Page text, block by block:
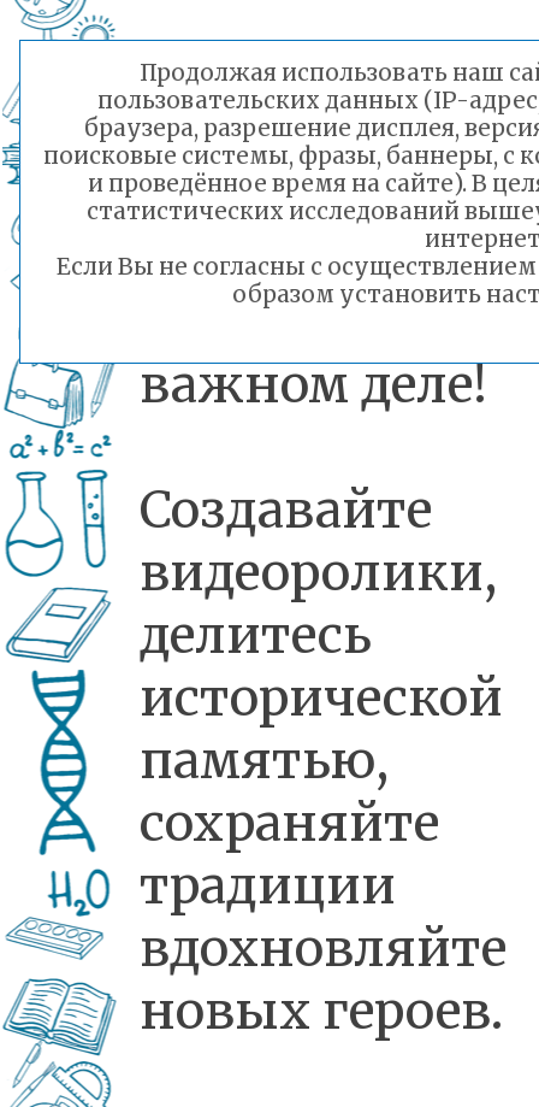
Приглашаем
школьные
студии
участие в
важном деле!
Создавайте
видеоролики,
делитесь
исторической
памятью,
сохраняйте
вдохновляйте
новых героев.
Продолжая использовать наш
пользовательских данных (IP-
браузера, разрешение дисплея,
поисковые системы, фразы, баннеры, с
и проведённое время на сайте). В
статистических исследований
Если Вы не согласны с
образом установить